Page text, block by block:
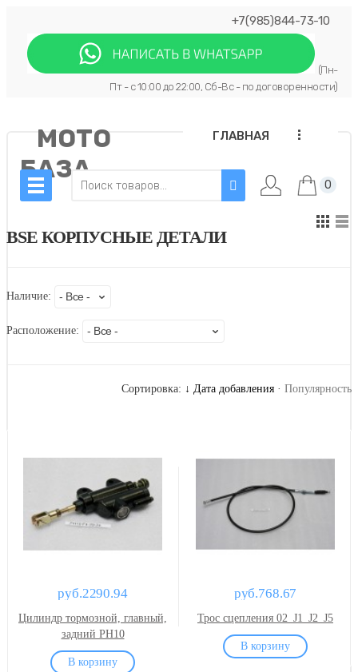
+7(985)844-73-10
(Пн-
Пт - с 10:00 до 22:00, Сб-Вс - по договоренности)
МОТО
БАЗА
ГЛАВНАЯ ...
0
BSE КОРПУСНЫЕ ДЕТАЛИ
Наличие:
Расположение:
Сортировка: ↓ Дата добавления · Популярность
руб.2290.94
Цилиндр тормозной, главный,
задний PH10
руб.768.67
Трос сцепления 02_J1_J2_J5